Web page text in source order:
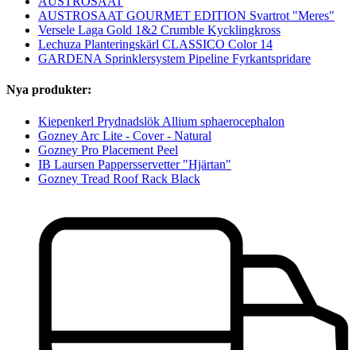
AUSTROSAAT GOURMET EDITION Svartrot "Meres"
Versele Laga Gold 1&2 Crumble Kycklingkross
Lechuza Planteringskärl CLASSICO Color 14
GARDENA Sprinklersystem Pipeline Fyrkantspridare
Nya produkter:
Kiepenkerl Prydnadslök Allium sphaerocephalon
Gozney Arc Lite - Cover - Natural
Gozney Pro Placement Peel
IB Laursen Pappersservetter "Hjärtan"
Gozney Tread Roof Rack Black